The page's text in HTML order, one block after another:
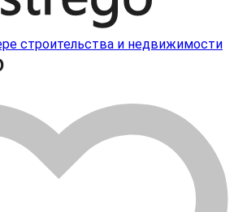
строительства и недвижимости